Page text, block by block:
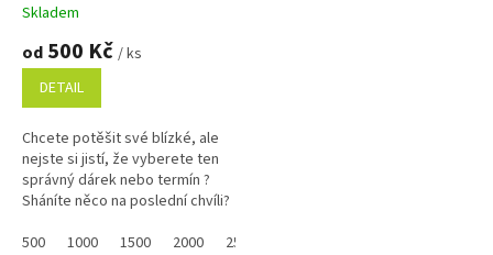
Skladem
od 500 Kč / ks
DETAIL
Chcete potěšit své blízké, ale
nejste si jistí, že vyberete ten
správný dárek nebo termín ?
Sháníte něco na poslední chvíli?
online a po...
500 1000 1500 2000 2500